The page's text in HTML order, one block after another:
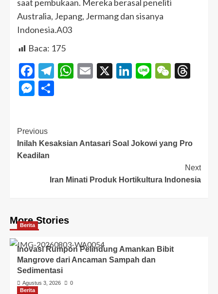
saat pembukaan. Mereka berasal peneliti
Australia, Jepang, Jermang dan sisanya
Indonesia.A03
Baca: 175
Facebook
Telegram
WhatsApp
Email
X LinkedIn
Line
Messenger
Previous
Inilah Kesaksian Antasari Soal Jokowi yang Pro
Keadilan
Next
Iran Minati Produk Hortikultura Indonesia
More Stories
Berita
Inovasi Rumpon Pelindung Amankan Bibit
Mangrove dari Ancaman Sampah dan
Sedimentasi
Agustus 3, 2026
0
Berita